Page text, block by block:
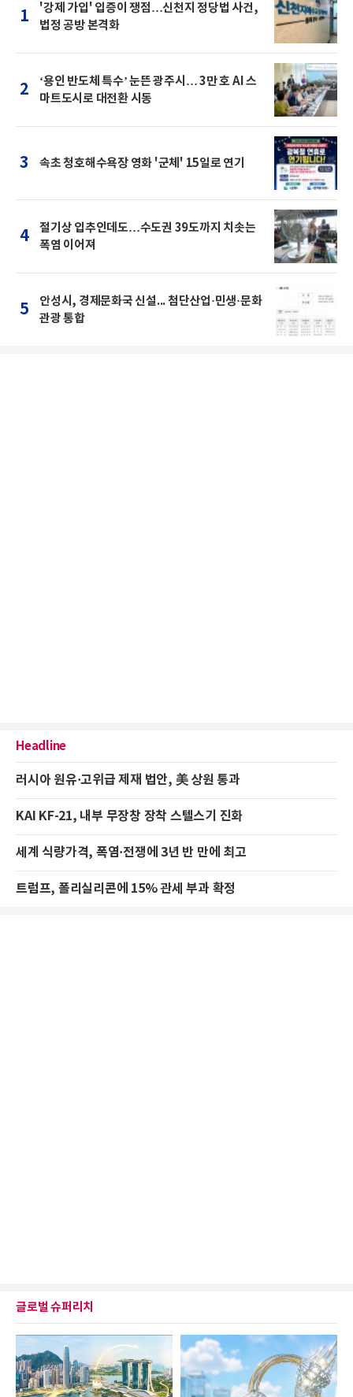
1
'강제 가입' 입증이 쟁점…신천지 정당법 사건,
법정 공방 본격화
2
‘용인 반도체 특수’ 눈뜬 광주시… 3만 호 AI 스
마트도시로 대전환 시동
3 속초 청호해수욕장 영화 '군체' 15일로 연기
4
절기상 입추인데도…수도권 39도까지 치솟는
폭염 이어져
5
안성시, 경제문화국 신설... 첨단산업·민생·문화
관광 통합
Headline
러시아 원유·고위급 제재 법안, 美 상원 통과
KAI KF-21, 내부 무장창 장착 스텔스기 진화
세계 식량가격, 폭염·전쟁에 3년 반 만에 최고
트럼프, 폴리실리콘에 15% 관세 부과 확정
글로벌 슈퍼리치